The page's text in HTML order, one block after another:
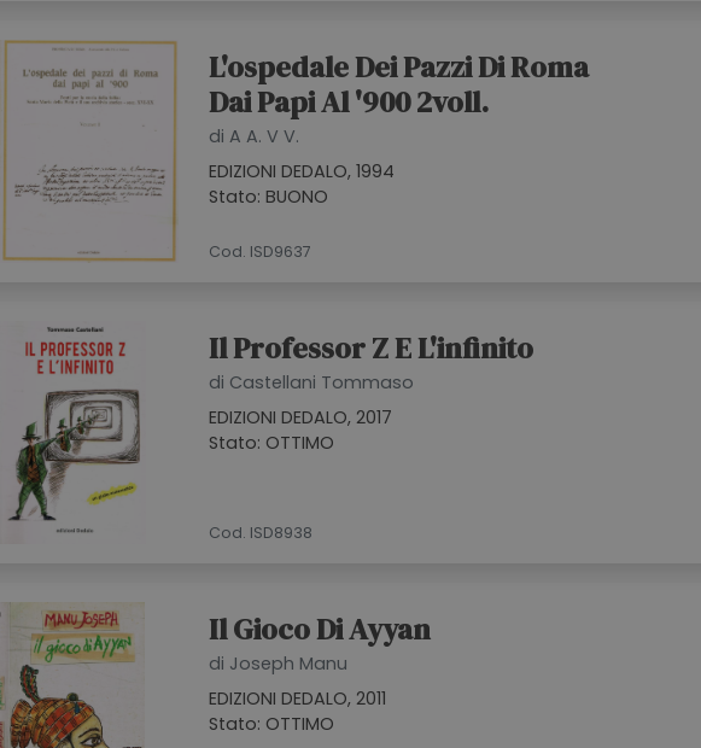
L'ospedale Dei Pazzi Di Roma
Dai Papi Al '900 2voll.
di A A. V V.
EDIZIONI DEDALO, 1994
Stato: BUONO
Cod. ISD9637
Il Professor Z E L'infinito
di Castellani Tommaso
EDIZIONI DEDALO, 2017
Stato: OTTIMO
Cod. ISD8938
Il Gioco Di Ayyan
di Joseph Manu
EDIZIONI DEDALO, 2011
Stato: OTTIMO